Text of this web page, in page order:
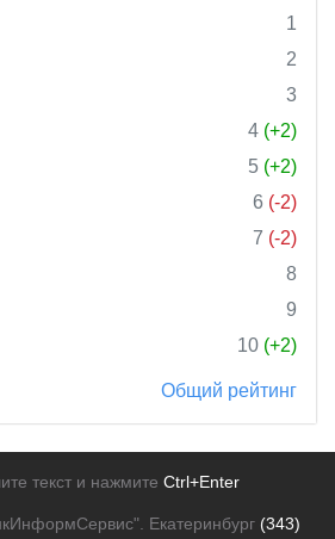
1
2
3
4 (+2)
5 (+2)
6 (-2)
7 (-2)
8
9
10 (+2)
Общий рейтинг
текст и нажмите Ctrl+Enter
Екатеринбург (343)